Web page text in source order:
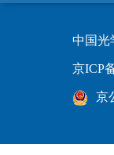
中国光
京ICP
京